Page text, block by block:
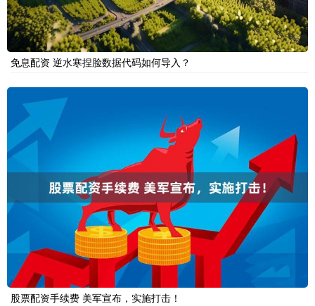
免息配资 逆水寒捏脸数据代码如何导入？
股票配资手续费 美军宣布，实施打击！